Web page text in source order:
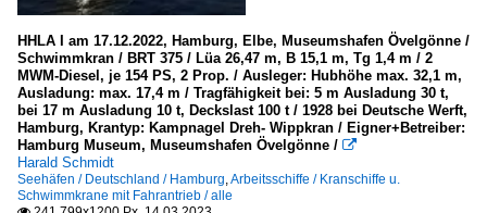
HHLA I am 17.12.2022, Hamburg, Elbe, Museumshafen Övelgönne /
Schwimmkran / BRT 375 / Lüa 26,47 m, B 15,1 m, Tg 1,4 m / 2
MWM-Diesel, je 154 PS, 2 Prop. / Ausleger: Hubhöhe max. 32,1 m,
Ausladung: max. 17,4 m / Tragfähigkeit bei: 5 m Ausladung 30 t,
bei 17 m Ausladung 10 t, Deckslast 100 t / 1928 bei Deutsche Werft,
Hamburg, Krantyp: Kampnagel Dreh- Wippkran / Eigner+Betreiber:
Hamburg Museum, Museumshafen Övelgönne / 
Harald Schmidt
Seehäfen / Deutschland / Hamburg,Arbeitsschiffe / Kranschiffe u.
Schwimmkrane mit Fahrantrieb / alle